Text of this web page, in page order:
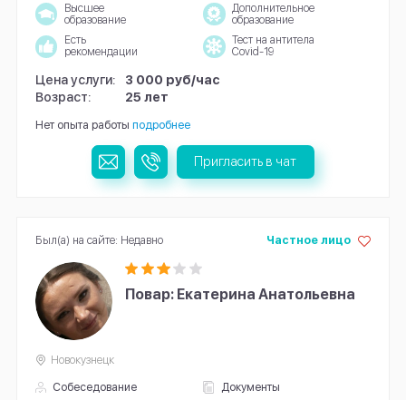
Высшее
образование
Дополнительное
образование
Есть
рекомендации
Тест на антитела
Covid-19
Цена услуги:
3 000 руб/час
Возраст:
25 лет
Нет опыта работы подробнее
Пригласить в чат
Повар: Екатерина Анатольевна
Собеседование
Документы
Частное лицо
Новокузнецк
Был(а) на сайте: Недавно